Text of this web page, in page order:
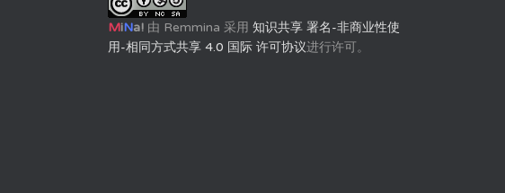
MiNa! 由 Remmina 采用 知识共享 署名-非商业性使
用-相同方式共享 4.0 国际 许可协议进行许可。